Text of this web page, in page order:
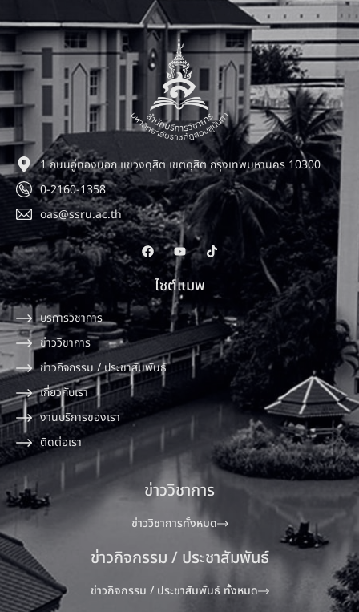
1 ถนนอู่ทองนอก แขวงดุสิต เขตดุสิต กรุงเทพมหานคร 10300
0-2160-1358
oas@ssru.ac.th
ไซต์แมพ
บริการวิชาการ
ข่าววิชาการ
ข่าวกิจกรรม / ประชาสัมพันธ์
เกี่ยวกับเรา
งานบริการของเรา
ติดต่อเรา
ข่าววิชาการ
ข่าววิชาการทั้งหมด
ข่าวกิจกรรม / ประชาสัมพันธ์
ข่าวกิจกรรม / ประชาสัมพันธ์ ทั้งหมด